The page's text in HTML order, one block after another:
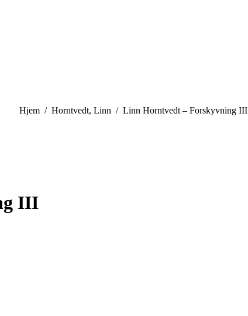
You are here:
Hjem Horntvedt, Linn Linn Horntvedt – Forskyvning III
III